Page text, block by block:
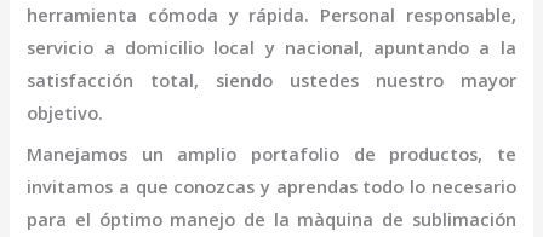
herramienta cómoda y rápida. Personal responsable,
servicio a domicilio local y nacional, apuntando a la
satisfacción total, siendo ustedes nuestro mayor
objetivo.
Manejamos un amplio portafolio de productos, te
invitamos a que conozcas y aprendas todo lo necesario
para el óptimo manejo de la màquina de sublimación